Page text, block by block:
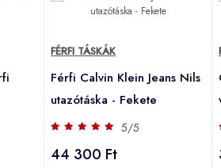
FÉRFI TÁSKÁK
Férfi Calvin Klein Jeans Nils
utazótáska - Fekete
5/5
44 300 Ft